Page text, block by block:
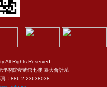
All Rights Reserved
學院壹號館七樓 臺大會計系
：886-2-23638038